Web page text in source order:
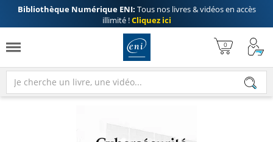
Bibliothèque Numérique ENI: Tous nos livres & vidéos en accès
illimité !Cliquez ici